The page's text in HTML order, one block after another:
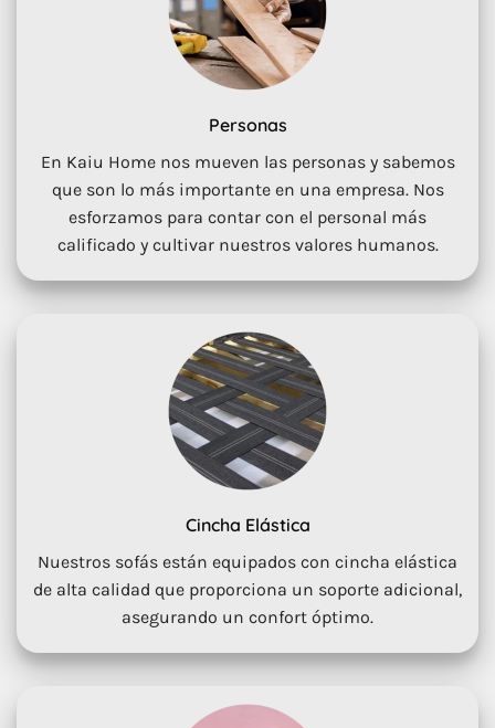
Personas
En Kaiu Home nos mueven las personas y sabemos
que son lo más importante en una empresa. Nos
esforzamos para contar con el personal más
calificado y cultivar nuestros valores humanos.
Cincha Elástica
Nuestros sofás están equipados con cincha elástica
de alta calidad que proporciona un soporte adicional,
asegurando un confort óptimo.